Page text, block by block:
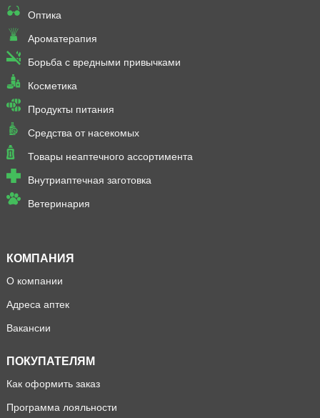
Оптика
Ароматерапия
Борьба с вредными привычками
Косметика
Продукты питания
Средства от насекомых
Товары неаптечного ассортимента
Внутриаптечная заготовка
Ветеринария
КОМПАНИЯ
О компании
Адреса аптек
Вакансии
ПОКУПАТЕЛЯМ
Как оформить заказ
Программа лояльности